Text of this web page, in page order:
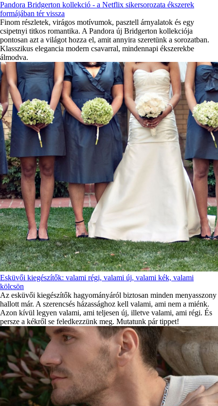
Pandora Bridgerton kollekció - a Netflix sikersorozata ékszerek
formájában tér vissza
Finom részletek, virágos motívumok, pasztell árnyalatok és egy
csipetnyi titkos romantika. A Pandora új Bridgerton kollekciója
pontosan azt a világot hozza el, amit annyira szeretünk a sorozatban.
Klasszikus elegancia modern csavarral, mindennapi ékszerekbe
álmodva.
Esküvői kiegészítők: valami régi, valami új, valami kék, valami
kölcsön
Az esküvői kiegészítők hagyományáról biztosan minden menyasszony
hallott már. A szerencsés házassághoz kell valami, ami nem a miénk.
Azon kívül legyen valami, ami teljesen új, illetve valami, ami régi. És
persze a kékről se feledkezzünk meg. Mutatunk pár tippet!